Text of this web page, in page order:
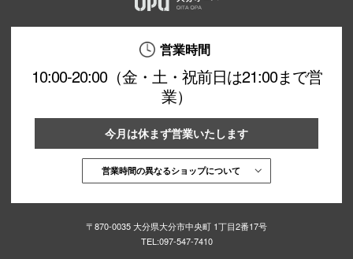
営業時間
10:00-20:00（金・土・祝前日は21:00まで営
業）
今月は休まず営業いたします
営業時間の異なるショップについて
〒870-0035 大分県大分市中央町 1丁目2番17号
TEL:097-547-7410